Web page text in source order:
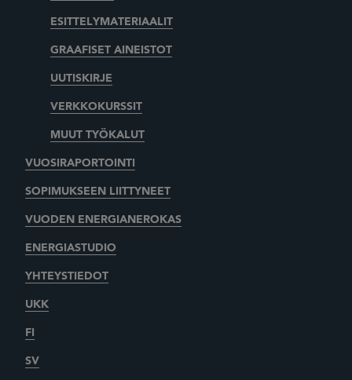
ESITTELYMATERIAALIT
GRAAFISET AINEISTOT
UUTISKIRJE
VERKKOKURSSIT
MUUT TYÖKALUT
VUOSIRAPORTOINTI
SOPIMUKSEEN LIITTYNEET
VUODEN ENERGIANEROKAS
ENERGIASTUDIO
YHTEYSTIEDOT
UKK
FI
SV